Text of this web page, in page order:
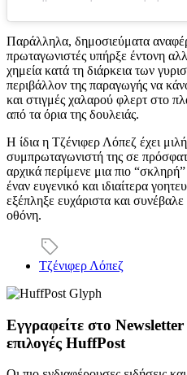
Παράλληλα, δημοσιεύματα
πρωταγωνιστές υπήρξε έντονη
χημεία κατά τη διάρκεια των
περιβάλλον της παραγωγής να
και στιγμές χαλαρού φλερτ στο
από τα όρια της δουλειάς.
Η ίδια η Τζένιφερ Λόπεζ έχει
συμπρωταγωνιστή της σε
αρχικά περίμενε μια πιο
έναν ευγενικό και ιδιαίτερα
εξέπληξε ευχάριστα και
οθόνη.
Τζένιφερ Λόπεζ
Εγγραφείτε στο
επιλογές HuffPost